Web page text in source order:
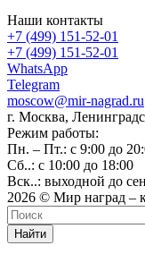
Наши контакты
+7 (499) 151-52-01
+7 (499) 151-52-01
WhatsApp
Telegram
moscow@mir-nagrad.ru
г. Москва,
Режим работы:
Пн. – Пт.: с 9:00 до
Сб..: с 10:00 до 18:00
Вск..: выходной до
2026 © Мир наград –
Найти